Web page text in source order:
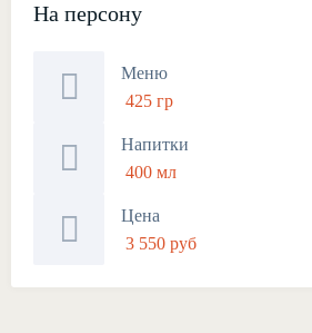
На персону
Меню
425 гр
Напитки
400 мл
Цена
3 550 руб